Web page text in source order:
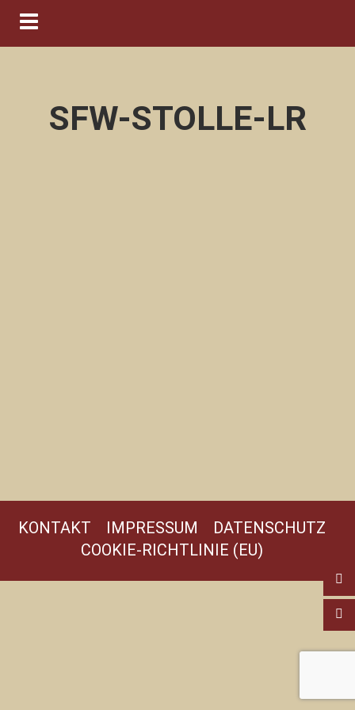
Navigation ein-/ausblenden
SFW-STOLLE-LR
KONTAKT IMPRESSUM
DATENSCHUTZ
COOKIE-RICHTLINIE (EU)